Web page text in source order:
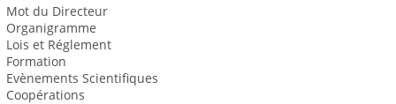
Mot du Directeur
Organigramme
Lois et Réglement
Formation
Evènements Scientifiques
Coopérations